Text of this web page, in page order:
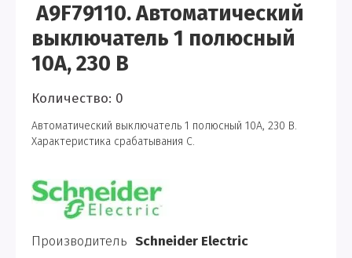
A9F79110. Автоматический
выключатель 1 полюсный
10А, 230 В
Количество: 0
Автоматический выключатель 1 полюсный 10А, 230 В.
Характеристика срабатывания С.
Производитель Schneider Electric